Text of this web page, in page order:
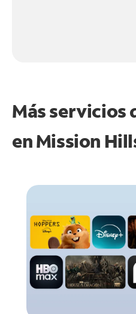
Más servicios
enMission